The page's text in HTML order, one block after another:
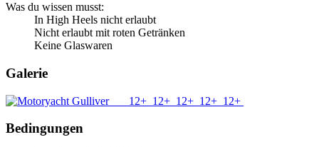
Was du wissen musst:
In High Heels nicht erlaubt
Nicht erlaubt mit roten Getränken
Keine Glaswaren
Galerie
12+ 12+ 12+ 12+ 12+
Bedingungen